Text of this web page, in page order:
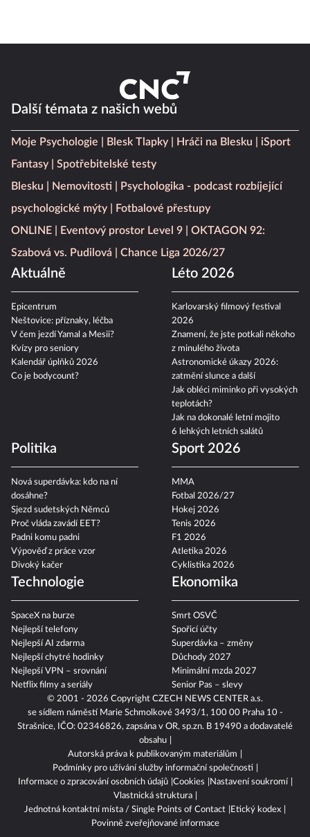
© 2001 - 2026 CopyrightCZECH NEWS CENTER a.s.
se sídlem náměstí Marie Schmolkové 3493/1, 100 00 Praha 10 -
Strašnice, IČO: 02346826, zapsána v OR, sp.zn. B 19490 a dodavatelé
obsahu
Autorská práva k publikovaným materiálům
Podmínky pro užívání služby informační společnosti
Informace o zpracování osobních údajů Cookies
Vlastnická struktura
Jednotná kontaktní místa / Single Points of Contact
Epicentrum
Neštovice: příznaky, léčba
V čem jezdí Yamal a Mesii?
Kvízy pro seniory
Kalendář úplňků 2026
Karlovarský filmový festival
2026
Znamení, že jste potkali někoho
z minulého života
Astronomické úkazy 2026:
zatmění slunce a další
Jak obléci miminko při vysokých
teplotách?
Jak na dokonalé letní mojito
6 lehkých letních salátů
Nová superdávka: kdo na ní
dosáhne?
Sjezd sudetských Němců
Proč vláda zavádí EET?
Padni komu padni
Výpověď z práce vzor
Divoký kačer
Sport 2026
MMA
Fotbal 2026/27
Hokej 2026
Tenis 2026
F1 2026
Atletika 2026
Cyklistika 2026
Technologie
SpaceX na burze
Nejlepší telefony
Nejlepší AI zdarma
Nejlepší chytré hodinky
Nejlepší VPN – srovnání
Netflix filmy a seriály
Smrt OSVČ
Spořicí účty
Superdávka – změny
Důchody 2027
Minimální mzda 2027
Senior Pas – slevy